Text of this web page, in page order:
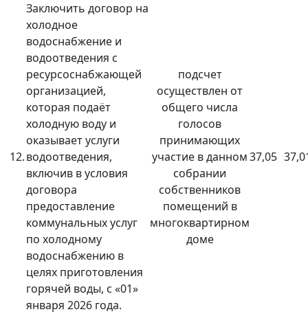
12.
Заключить договор на
холодное
водоснабжение и
водоотведения с
ресурсоснабжающей
организацией,
которая подаёт
холодную воду и
оказывает услуги
водоотведения,
включив в условия
договора
предоставление
коммунальных услуг
по холодному
водоснабжению в
целях приготовления
горячей воды, с «01»
января 2026 года.
подсчет
осуществлен от
общего числа
голосов
принимающих
участие в данном
собрании
собственников
помещений в
многоквартирном
доме
37,05